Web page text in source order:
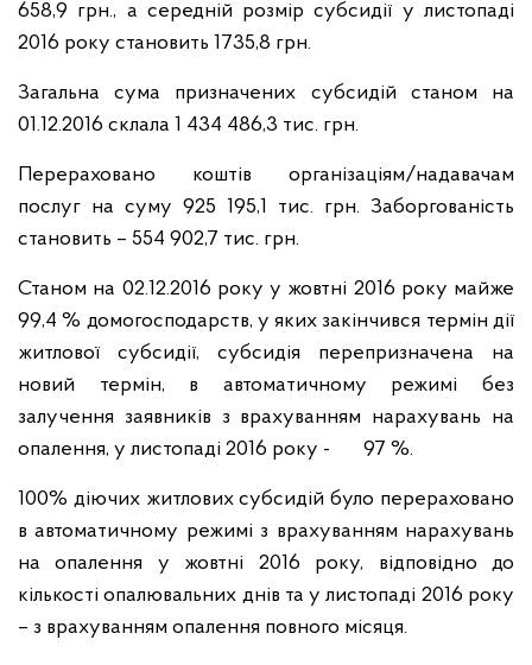
658,9 грн., а середній розмір субсидії у листопаді
2016 року становить 1735,8 грн.
Загальна сума призначених субсидій станом на
01.12.2016 склала 1 434 486,3 тис. грн.
Перераховано коштів організаціям/надавачам
послуг на суму 925 195,1 тис. грн. Заборгованість
становить – 554 902,7 тис. грн.
Станом на 02.12.2016 року у жовтні 2016 року майже
99,4 % домогосподарств, у яких закінчився термін дії
житлової субсидії, субсидія перепризначена на
новий термін, в автоматичному режимі без
залучення заявників з врахуванням нарахувань на
опалення, у листопаді 2016 року - 97 %.
100% діючих житлових субсидій було перераховано
в автоматичному режимі з врахуванням нарахувань
на опалення у жовтні 2016 року, відповідно до
кількості опалювальних днів та у листопаді 2016 року
– з врахуванням опалення повного місяця.